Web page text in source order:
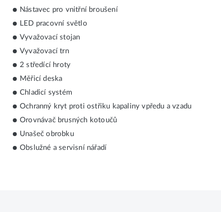
Nástavec pro vnitřní broušení
LED pracovní světlo
Vyvažovací stojan
Vyvažovací trn
2 středící hroty
Měřicí deska
Chladicí systém
Ochranný kryt proti ostřiku kapaliny vpředu a vzadu
Orovnávač brusných kotoučů
Unašeč obrobku
Obslužné a servisní nářadí